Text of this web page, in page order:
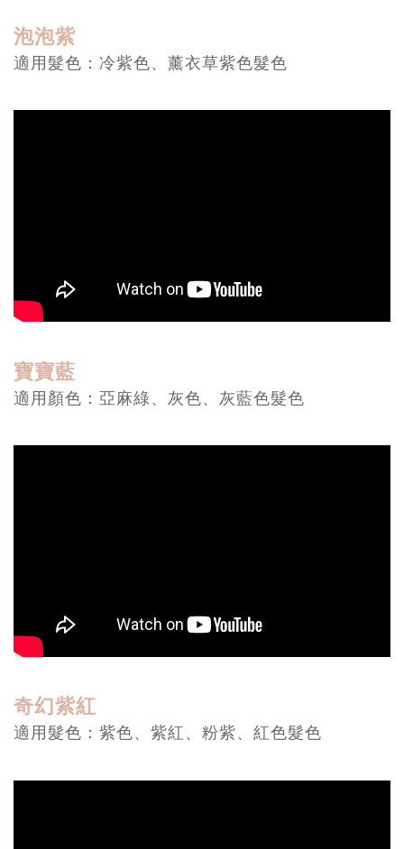
泡泡紫
適用髮色：冷紫色、薰衣草紫色髮色
寶寶藍
適用顏色：亞麻綠、灰色、灰藍色髮色
奇幻紫紅
適用髮色：紫色、紫紅、粉紫、紅色髮色